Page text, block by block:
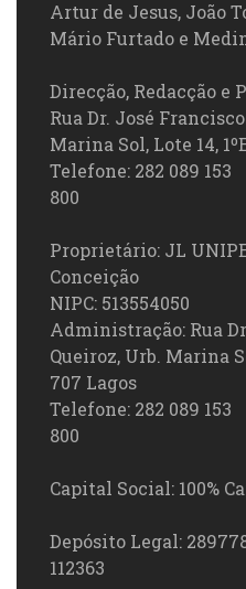
Artur de Jesus, João
Mário Furtado e
Direcção, Redacção e
Rua Dr. José
Marina Sol, Lote 14,
Telefone: 282 089
800
Proprietário: JL
Conceição
NIPC: 513554050
Administração: Rua
Queiroz, Urb. Marina
707 Lagos
Telefone: 282 089
800
Capital Social: 100%
Depósito Legal:
112363